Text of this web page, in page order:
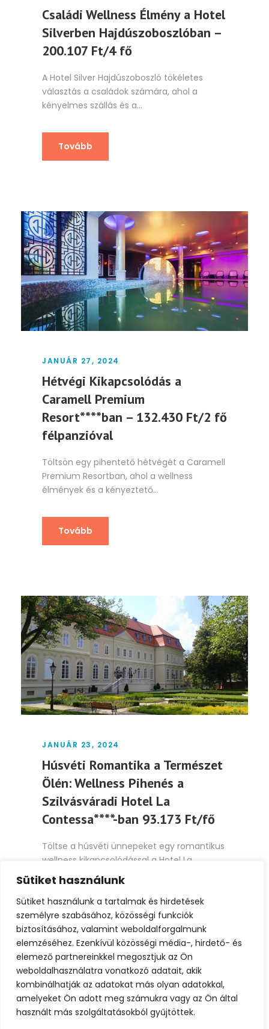
Sütiket használunk
Sütiket használunk a tartalmak és hirdetések
személyre szabásához, közösségi funkciók
biztosításához, valamint weboldalforgalmunk
elemzéséhez. Ezenkívül közösségi média-, hirdető- és
elemező partnereinkkel megosztjuk az Ön
weboldalhasználatra vonatkozó adatait, akik
kombinálhatják az adatokat más olyan adatokkal,
amelyeket Ön adott meg számukra vagy az Ön által
használt más szolgáltatásokból gyűjtöttek.
Családi Wellness Élmény a Hotel
Silverben Hajdúszoboszlóban –
200.107 Ft/4 fő
A Hotel Silver Hajdúszoboszló tökéletes
választás a családok számára, ahol a
kényelmes szállás és a...
Tovább
JANUÁR 27, 2024
Hétvégi Kikapcsolódás a
Caramell Premium
Resort****ban – 132.430 Ft/2 fő
félpanzióval
Töltsön egy pihentető hétvégét a Caramell
Premium Resortban, ahol a wellness
élmények és a kényeztető...
Tovább
JANUÁR 23, 2024
Húsvéti Romantika a Természet
Ölén: Wellness Pihenés a
Szilvásváradi Hotel La
Contessa****-ban 93.173 Ft/fő
Töltse a húsvéti ünnepeket egy romantikus
wellness kikapcsolódással a Hotel La
Contessa**** csodálatos környezetében,
Szilvásvárad...
Tovább
1